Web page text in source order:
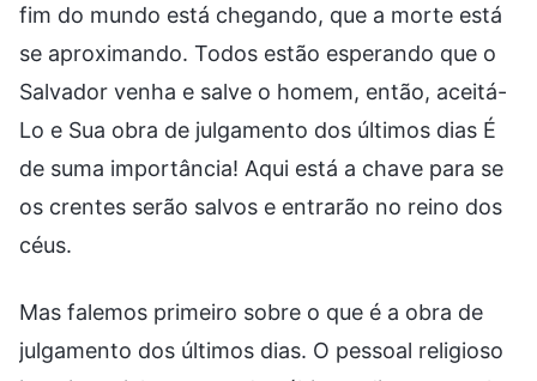
fim do mundo está chegando, que a morte está
se aproximando. Todos estão esperando que o
Salvador venha e salve o homem, então, aceitá-
Lo e Sua obra de julgamento dos últimos dias É
de suma importância! Aqui está a chave para se
os crentes serão salvos e entrarão no reino dos
céus.
Mas falemos primeiro sobre o que é a obra de
julgamento dos últimos dias. O pessoal religioso